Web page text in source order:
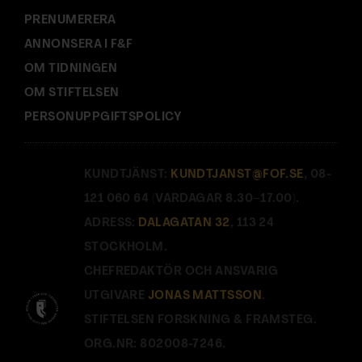
PRENUMERERA
ANNONSERA I F&F
OM TIDNINGEN
OM STIFTELSEN
PERSONUPPGIFTSPOLICY
KUNDTJÄNST: KUNDTJANST@FOF.SE , 08-
121 060 64 (VARDAGAR 8.30–17.00).
ADRESS: DALAGATAN 32 , 113 24
STOCKHOLM.
CHEFREDAKTÖR OCH ANSVARIG
UTGIVARE JONAS MATTSSON .
STIFTELSEN FORSKNING & FRAMSTEG.
ORG.NR: 802008-7246.